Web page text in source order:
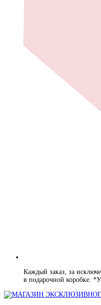
Каждый заказ, за
в подарочной коробке.